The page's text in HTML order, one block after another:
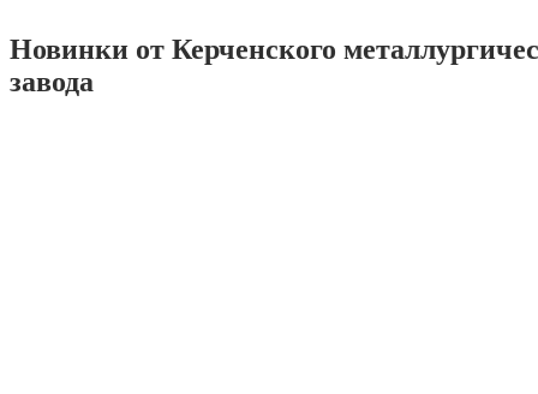
Новинки от Керченского
завода